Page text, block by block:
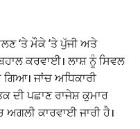
‘ਤੇ ਮੌਕੇ ’ਤੇ ਪੁੱਜੀ ਅਤੇ
ਕਰਵਾਈ। ਲਾਸ਼ ਨੂੰ ਸਿਵਲ
ਜਾਂਚ ਅਧਿਕਾਰੀ
ਦੀ ਪਛਾਣ ਰਾਜੇਸ਼ ਕੁਮਾਰ
ਕਾਰਵਾਈ ਜਾਰੀ ਹੈ।